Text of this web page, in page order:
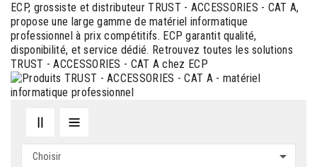
ECP, grossiste et distributeur TRUST - ACCESSORIES - CAT A,
propose une large gamme de matériel informatique
professionnel à prix compétitifs. ECP garantit qualité,
disponibilité, et service dédié. Retrouvez toutes les solutions
TRUST - ACCESSORIES - CAT A chez ECP
Choisir 